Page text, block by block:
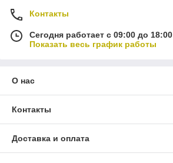
Контакты
Сегодня работает с 09:00 до 18:00
Показать весь график работы
О нас
Контакты
Доставка и оплата